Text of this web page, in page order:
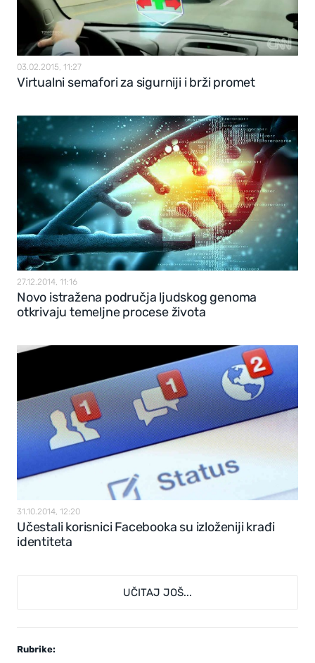
03.02.2015, 11:27
Virtualni semafori za sigurniji i brži promet
27.12.2014, 11:16
Novo istražena područja ljudskog genoma
otkrivaju temeljne procese života
31.10.2014, 12:20
Učestali korisnici Facebooka su izloženiji krađi
identiteta
UČITAJ JOŠ...
Rubrike: